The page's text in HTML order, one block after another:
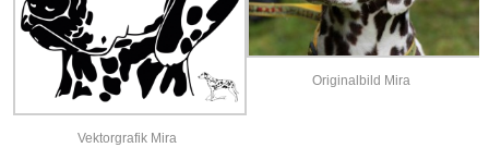
Vektorgrafik Mira
Originalbild Mira